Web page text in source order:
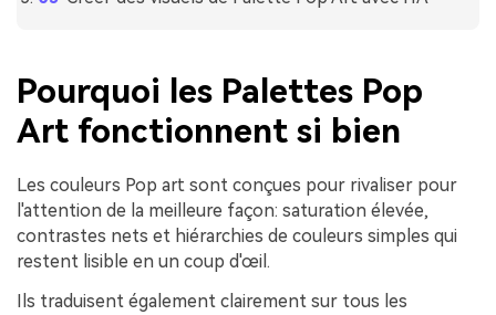
Pourquoi les Palettes Pop
Art fonctionnent si bien
Les couleurs Pop art sont conçues pour rivaliser pour
l'attention de la meilleure façon: saturation élevée,
contrastes nets et hiérarchies de couleurs simples qui
restent lisible en un coup d'œil.
Ils traduisent également clairement sur tous les